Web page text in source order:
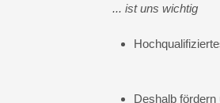
... ist uns wichtig
Deshalb